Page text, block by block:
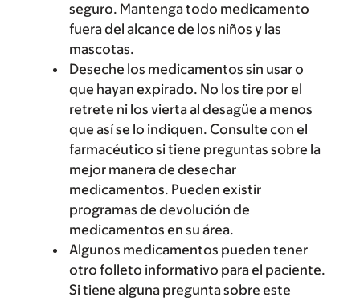
seguro. Mantenga todo medicamento
fuera del alcance de los niños y las
mascotas.
Deseche los medicamentos sin usar o
que hayan expirado. No los tire por el
retrete ni los vierta al desagüe a menos
que así se lo indiquen. Consulte con el
farmacéutico si tiene preguntas sobre la
mejor manera de desechar
medicamentos. Pueden existir
programas de devolución de
medicamentos en su área.
Algunos medicamentos pueden tener
otro folleto informativo para el paciente.
Si tiene alguna pregunta sobre este